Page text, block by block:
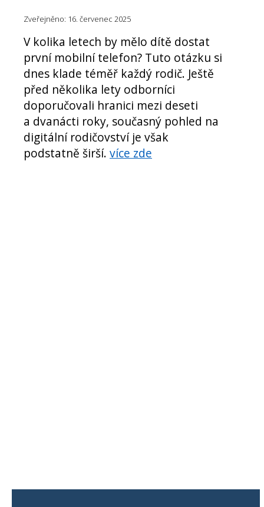
Zveřejněno: 16. červenec 2025
V kolika letech by mělo dítě dostat
první mobilní telefon? Tuto otázku si
dnes klade téměř každý rodič. Ještě
před několika lety odborníci
doporučovali hranici mezi deseti
a dvanácti roky, současný pohled na
digitální rodičovství je však
podstatně širší. více zde